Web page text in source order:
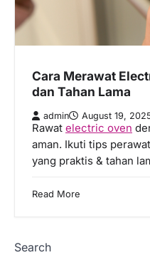
Cara Merawat
dan Tahan Lama
admin August 19,
Rawat electric oven
aman. Ikuti tips
yang praktis & tahan
Read More
Search